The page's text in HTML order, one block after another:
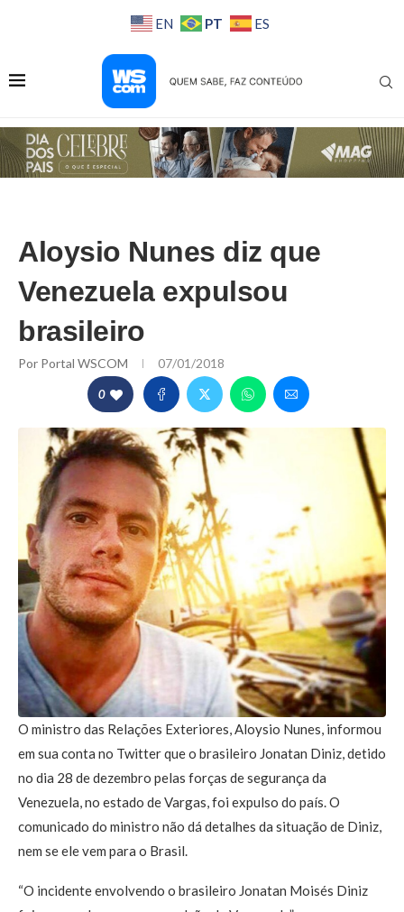
EN PT ES
Aloysio Nunes diz que
Venezuela expulsou
brasileiro
Por Portal WSCOM 07/01/2018
0
O ministro das Relações Exteriores, Aloysio Nunes, informou
em sua conta no Twitter que o brasileiro Jonatan Diniz, detido
no dia 28 de dezembro pelas forças de segurança da
Venezuela, no estado de Vargas, foi expulso do país. O
comunicado do ministro não dá detalhes da situação de Diniz,
nem se ele vem para o Brasil.
“O incidente envolvendo o brasileiro Jonatan Moisés Diniz